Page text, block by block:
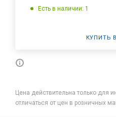
Есть в наличии: 1
КУПИТЬ
Цена действительна только для
отличаться от цен в розничных